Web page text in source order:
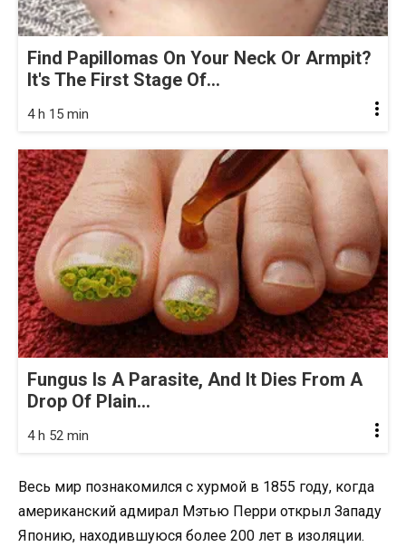
Find Papillomas On Your Neck Or Armpit?
It's The First Stage Of...
4 h 15 min
Fungus Is A Parasite, And It Dies From A
Drop Of Plain...
4 h 52 min
Весь мир познакомился с хурмой в 1855 году, когда
американский адмирал Мэтью Перри открыл Западу
Японию, находившуюся более 200 лет в изоляции.